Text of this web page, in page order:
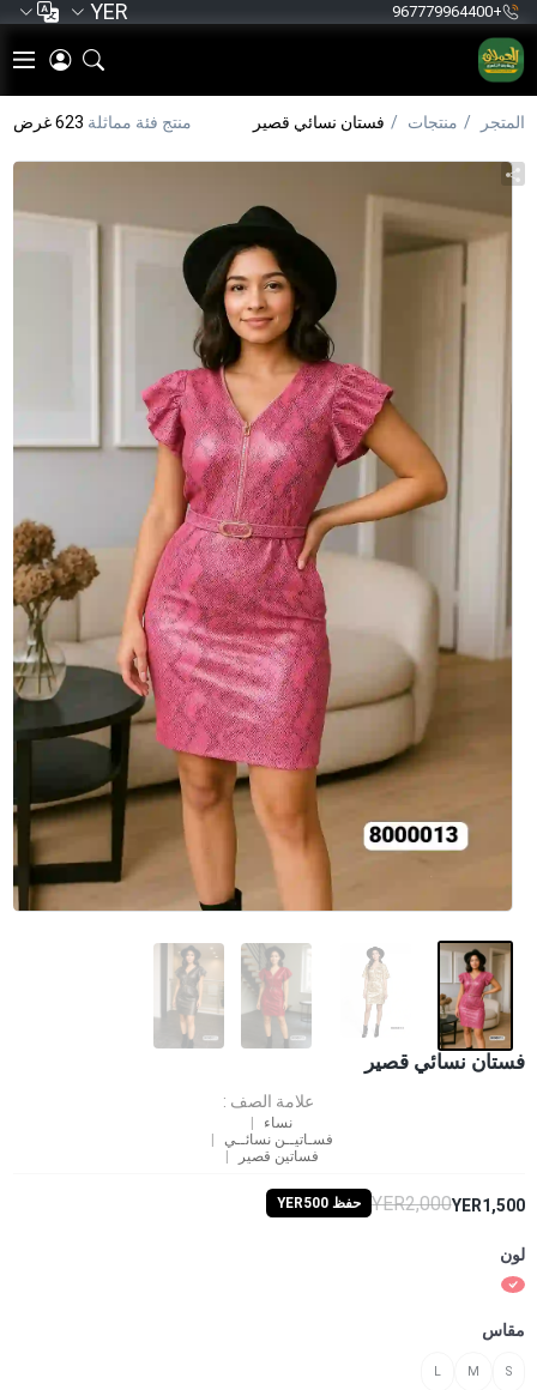
+967779964400
YER
المتجر منتجات فستان نسائي قصير منتج فئة مماثلة 623 غرض
فستان نسائي قصير
علامة الصف :
نساء
فسـاتيــن نسائــي
فساتين قصير
YER1,500
YER2,000 حفظ YER500
لون
مقاس
S
M
L